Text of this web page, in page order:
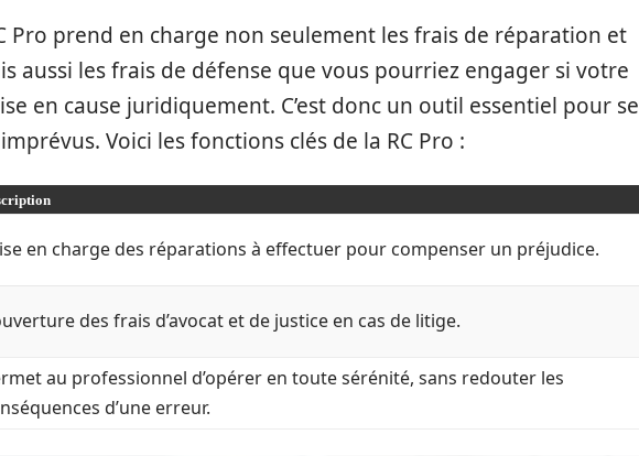
Pro prend en charge non seulement les frais de réparation et
aussi les frais de défense que vous pourriez engager si votre
en cause juridiquement. C’est donc un outil essentiel pour se
Voici les fonctions clés de la RC Pro :
en charge des réparations à effectuer pour compenser un préjudice.
des frais d’avocat et de justice en cas de litige.
au professionnel d’opérer en toute sérénité, sans redouter les
d’une erreur.